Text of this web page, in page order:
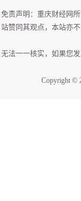
免责声明：重庆财经网
站赞同其观点，本站亦
无法一一核实，如果您
Copyright ©